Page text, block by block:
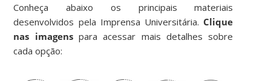
Conheça abaixo os principais materiais
desenvolvidos pela Imprensa Universitária. Clique
nas imagenspara acessar mais detalhes sobre
cada opção: